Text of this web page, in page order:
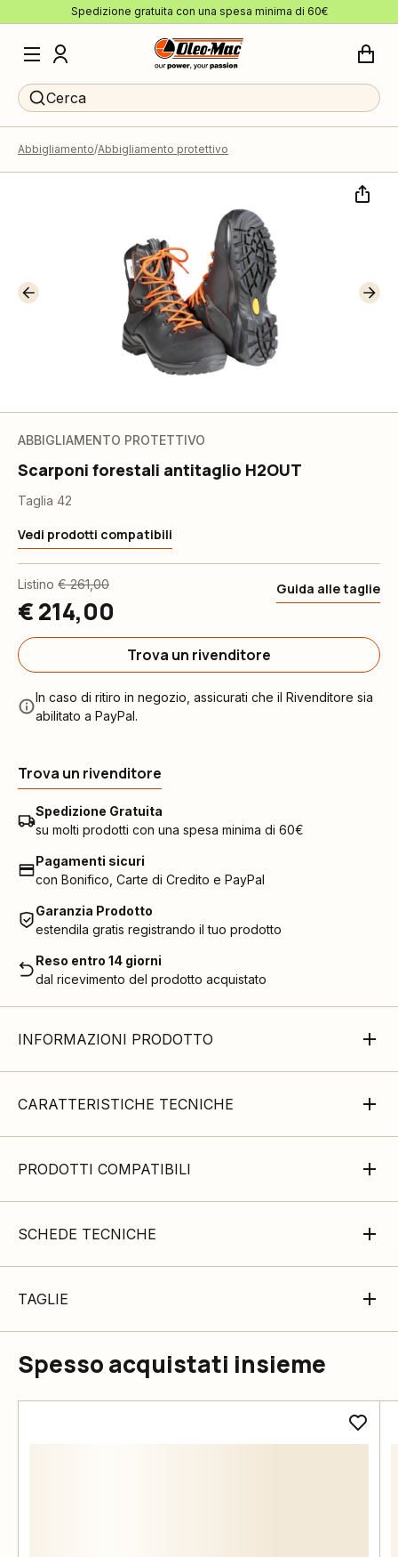
Spedizione gratuita con una spesa minima di 60€
Cerca
Abbigliamento Abbigliamento protettivo
ABBIGLIAMENTO PROTETTIVO
Scarponi forestali antitaglio H2OUT
Taglia 42
Vedi prodotti compatibili
Listino € 261,00
€ 214,00
Guida alle taglie
Trova un rivenditore
In caso di ritiro in negozio, assicurati che il Rivenditore sia
abilitato a PayPal.
Trova un rivenditore
Spedizione Gratuita
su molti prodotti con una spesa minima di 60€
Pagamenti sicuri
con Bonifico, Carte di Credito e PayPal
Garanzia Prodotto
estendila gratis registrando il tuo prodotto
Reso entro 14 giorni
dal ricevimento del prodotto acquistato
INFORMAZIONI PRODOTTO
CARATTERISTICHE TECNICHE
PRODOTTI COMPATIBILI
SCHEDE TECNICHE
TAGLIE
Spesso acquistati insieme